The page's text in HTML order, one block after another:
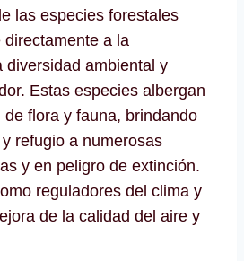
las especies forestales
directamente a la
diversidad ambiental y
Estas especies albergan
flora y fauna, brindando
refugio a numerosas
y en peligro de extinción.
reguladores del clima y
de la calidad del aire y